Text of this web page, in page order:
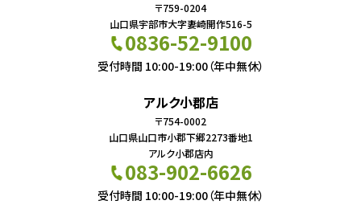
〒759-0204
山口県宇部市大字妻崎開作516-5
0836-52-9100
受付時間 10:00-19:00（年中無休）
アルク小郡店
〒754-0002
山口県山口市小郡下郷2273番地1
アルク小郡店内
083-902-6626
受付時間 10:00-19:00（年中無休）